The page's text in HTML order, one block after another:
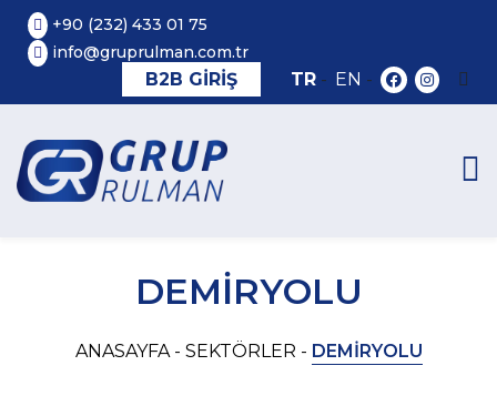
+90 (232) 433 01 75
info@gruprulman.com.tr
TR - EN -
B2B GİRİŞ
DEMİRYOLU
ANASAYFA - SEKTÖRLER - DEMİRYOLU